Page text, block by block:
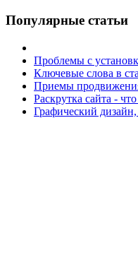
Популярные статьи
Проблемы с
Ключевые слова в
Приемы
Раскрутка сайта -
Графический